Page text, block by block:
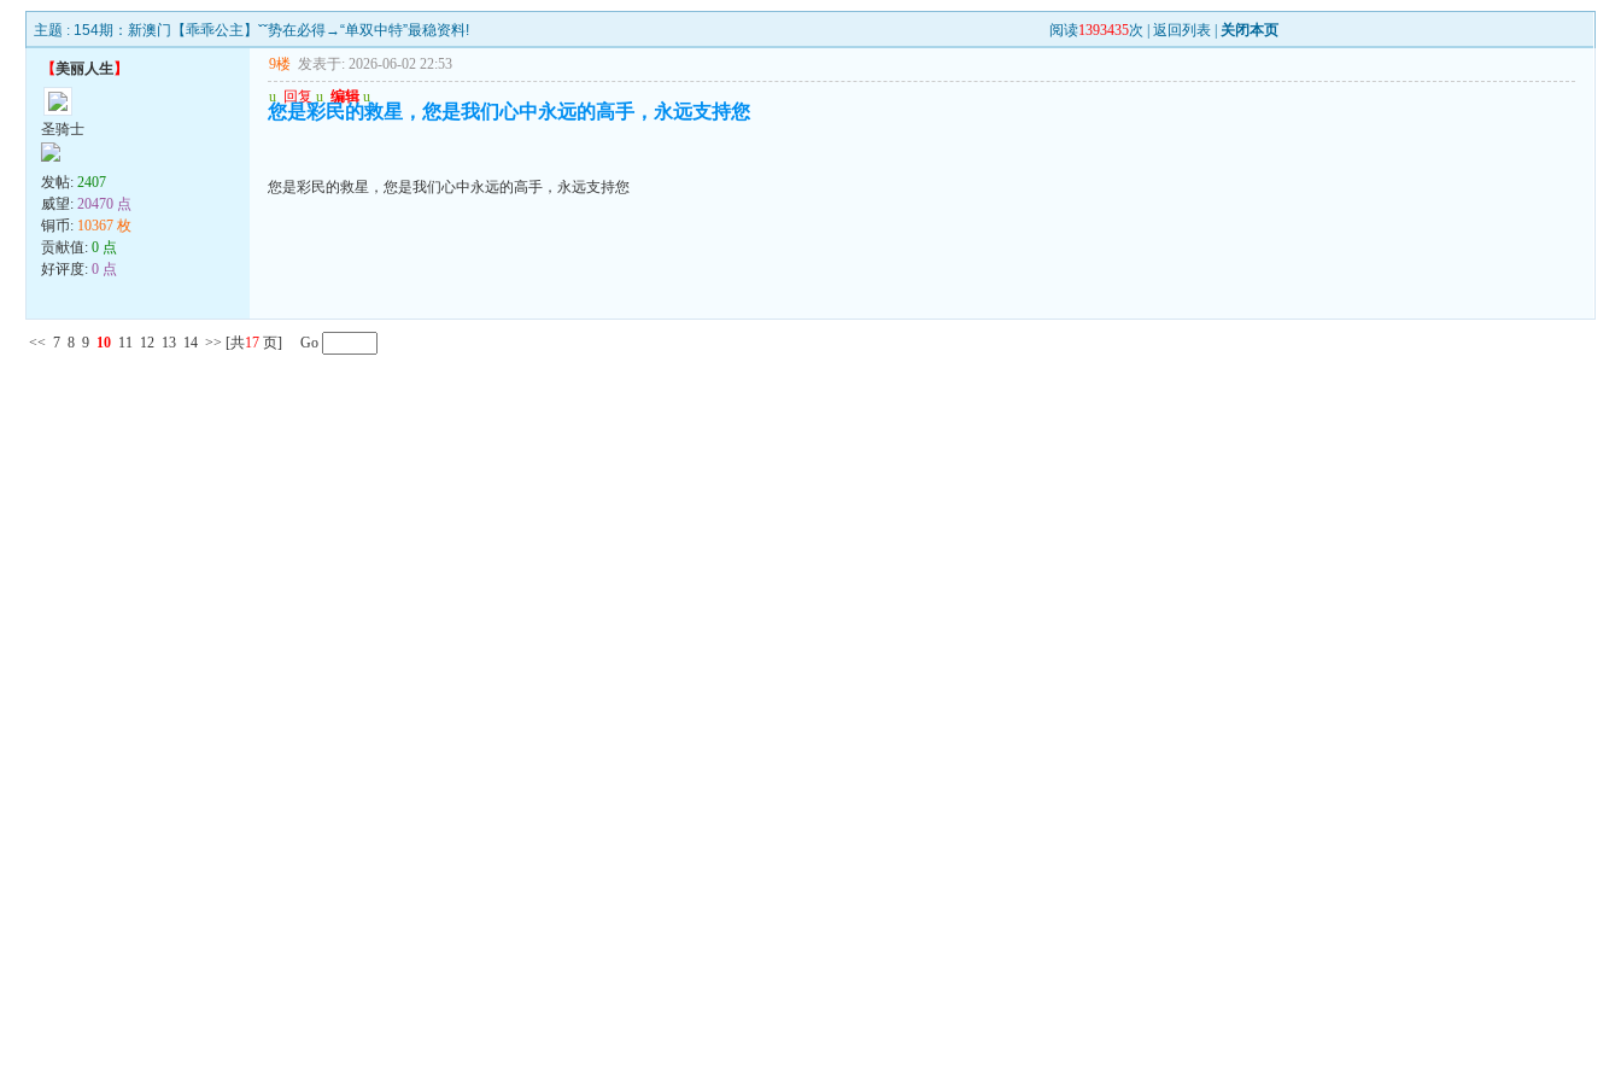
主题 : 154期：新澳门【乖乖公主】ˇˇ势在必得→“单双中特”最稳资料! 阅读1393435次 |返回列表 关闭本页
【美丽人生】
圣骑士
发帖:2407
威望:20470 点
铜币: 10367 枚
贡献值:0 点
好评度:0 点
9楼 发表于: 2026-06-02 22:53
u 回复 u 编辑 u
您是彩民的救星，您是我们心中永远的高手，永远支持您
您是彩民的救星，您是我们心中永远的高手，永远支持您
<< 7 8 9 10 11 12 13 14 >> [共17 页] Go